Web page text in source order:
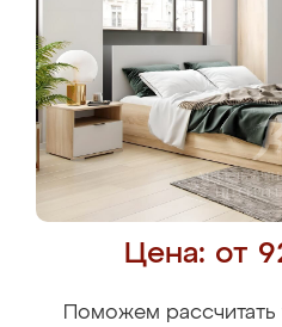
Цена: от
Поможем рассчитать